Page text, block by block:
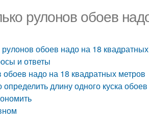
рулонов обоев
рулонов обоев надо на 18
и ответы
обоев надо на 18 квадратных метров
определить длину одного куска обоев